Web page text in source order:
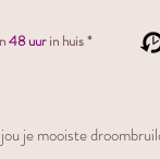
48 uur in huis *
je mooiste